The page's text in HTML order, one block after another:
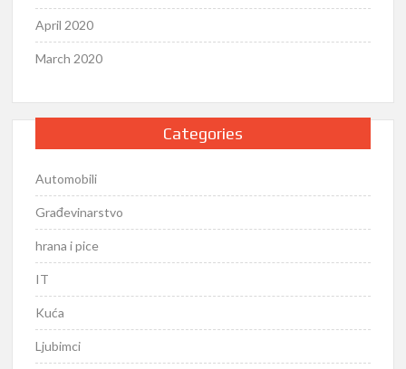
April 2020
March 2020
Categories
Automobili
Građevinarstvo
hrana i pice
IT
Kuća
Ljubimci